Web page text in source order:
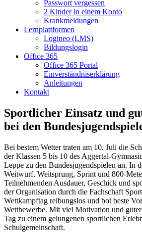
Passwort vergessen
2 Kinder in einem Konto
Krankmeldungen
Lernplattformen
Logineo (LMS)
Bildungslogin
Office 365
Office 365 Portal
Einverständniserklärung
Anleitungen
Kontakt
Sportlicher Einsatz und
bei den
Bei bestem Wetter traten am 10. Juli die
der Klassen 5 bis 10 des Aggertal-
Leppe zu den Bundesjugendspielen an. In
Weitwurf, Weitsprung, Sprint und 800-
Teilnehmenden Ausdauer, Geschick und
der Organisation durch die Fachschaft
Wettkampftag reibungslos und bot beste
Wettbewerbe. Mit viel Motivation und
Tag zu einem gelungenen sportlichen
Schulgemeinschaft.